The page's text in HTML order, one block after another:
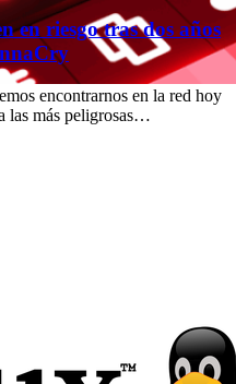
en riesgo tras dos años
encontrarnos en la red hoy
las más peligrosas…